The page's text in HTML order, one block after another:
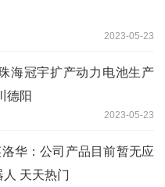
2023-05-23
海冠宇扩产动力电池生产
德阳
2023-05-23
华：公司产品目前暂无应
人 天天热门